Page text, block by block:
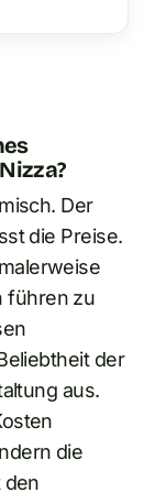
Der
die Preise.
führen zu
der
aus.
die
den